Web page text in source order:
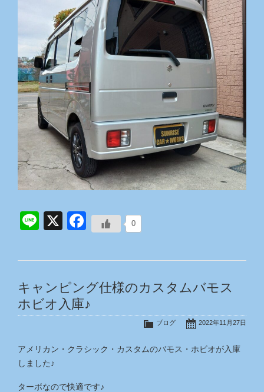
0
Line
X Facebook
キャンピング仕様のカスタムバモス
ホビオ入庫♪
2022年11月27日
ブログ
アメリカン・クラシック・カスタムのバモス・ホビオが入庫
しました♪
ターボなので快適です♪